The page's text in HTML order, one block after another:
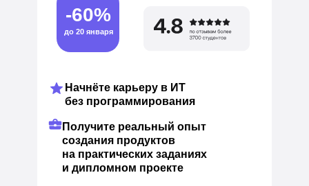
-60%
до 20 января
Получите реальный опыт
создания продуктов
на практических заданиях
и дипломном проекте
Начнёте карьеру в ИТ
без программирования